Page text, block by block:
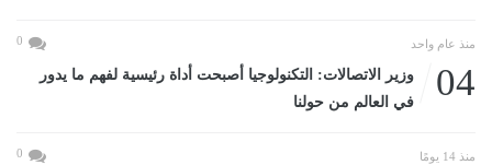
منذ عام واحد 0
04
وزير الاتصالات: التكنولوجيا أصبحت أداة رئيسية لفهم ما يدور
في العالم من حولنا
منذ 14 يومًا 0